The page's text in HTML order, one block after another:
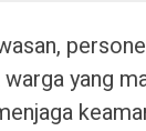
yang